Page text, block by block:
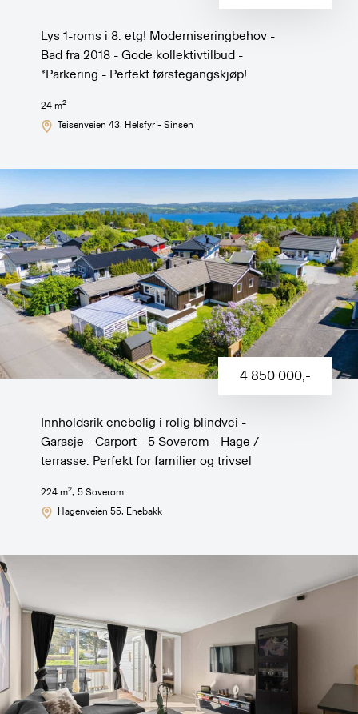
Lys 1-roms i 8. etg! Moderniseringbehov -
Bad fra 2018 - Gode kollektivtilbud -
*Parkering - Perfekt førstegangskjøp!
24 m2
Teisenveien 43, Helsfyr - Sinsen
4 850 000,-
Innholdsrik enebolig i rolig blindvei -
Garasje - Carport - 5 Soverom - Hage /
terrasse. Perfekt for familier og trivsel
224 m2, 5Soverom
Hagenveien 55, Enebakk